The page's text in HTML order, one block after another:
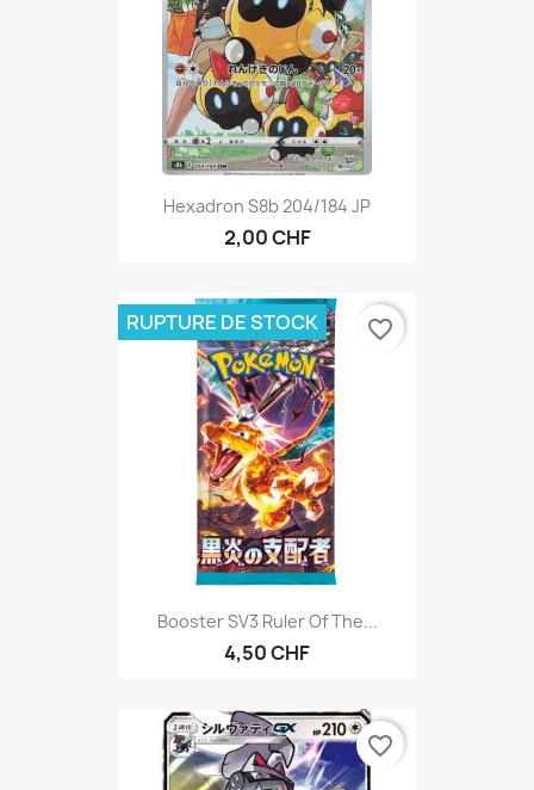
Hexadron S8b 204/184 JP
2,00 CHF
Booster SV3 Ruler Of The...
4,50 CHF
RUPTURE DE STOCK favorite_border
favorite_border